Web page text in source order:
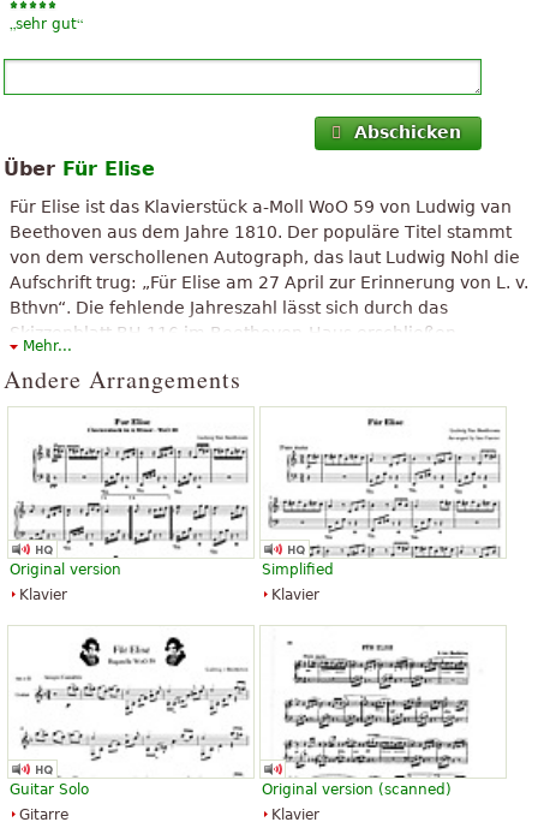
„sehr gut“
Abschicken
Über Für Elise
Für Elise ist das Klavierstück a-Moll WoO 59 von Ludwig van
Beethoven aus dem Jahre 1810. Der populäre Titel stammt
von dem verschollenen Autograph, das laut Ludwig Nohl die
Aufschrift trug: „Für Elise am 27 April zur Erinnerung von L. v.
Bthvn“. Die fehlende Jahreszahl lässt sich durch das
Skizzenblatt BH 116 im Beethoven-Haus erschließen.
Weitergabe unter gleichen Bedingungen" verfügbar. Er verwendet
Material aus dem Wikipedia-Artikel "Für Elise".
Mehr...
Andere Arrangements
Original version
Klavier
Simplified
Klavier
Guitar Solo
Gitarre
Original version (scanned)
Klavier